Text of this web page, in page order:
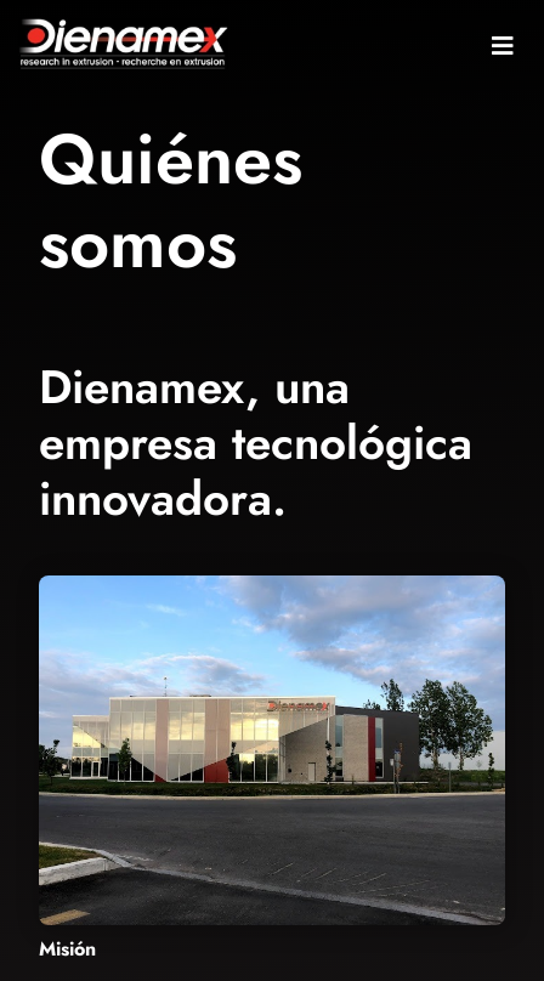
Quiénes
somos
Dienamex, una
empresa tecnológica
innovadora.
Misión